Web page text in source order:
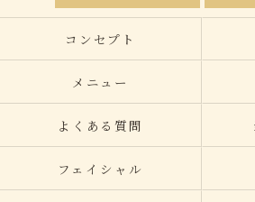
コンセプト
メニュー
よくある質問
フェイシャル